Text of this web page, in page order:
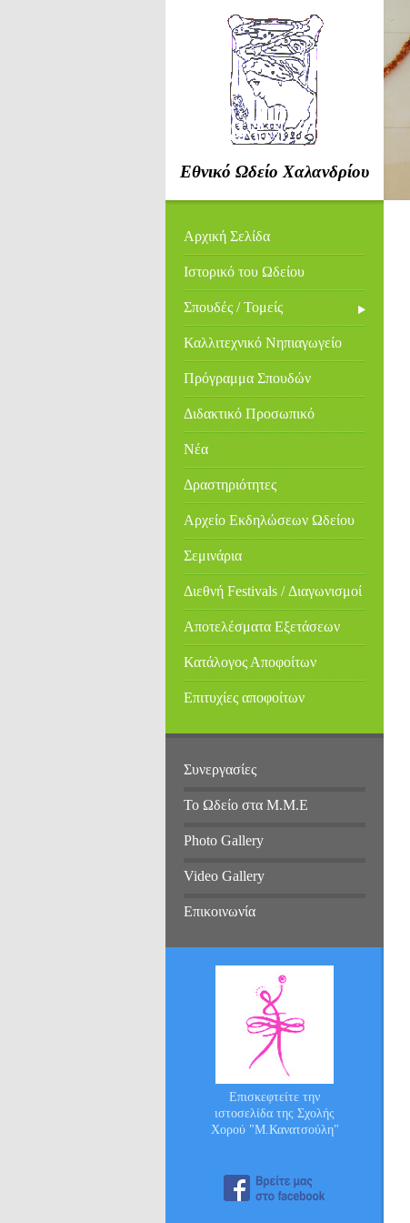
Εθνικό Ωδείο Χαλανδρίου
Αρχική Σελίδα
Ιστορικό του Ωδείου
Σπουδές / Τομείς
Καλλιτεχνικό Νηπιαγωγείο
Πρόγραμμα Σπουδών
Διδακτικό Προσωπικό
Νέα
Δραστηριότητες
Αρχείο Εκδηλώσεων Ωδείου
Σεμινάρια
Διεθνή Festivals / Διαγωνισμοί
Αποτελέσματα Εξετάσεων
Κατάλογος Αποφοίτων
Επιτυχίες αποφοίτων
Συνεργασίες
Το Ωδείο στα Μ.Μ.Ε
Photo Gallery
Video Gallery
Επικοινωνία
Επισκεφτείτε την
ιστοσελίδα της Σχολής
Χορού "Μ.Κανατσούλη"